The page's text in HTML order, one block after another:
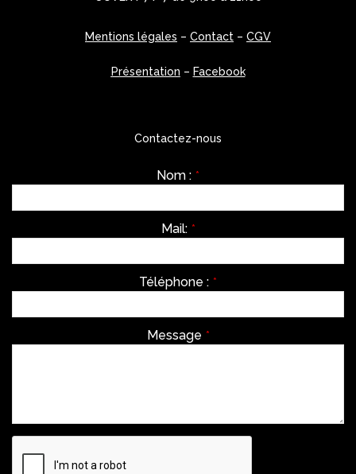
Mentions légales – Contact – CGV
Présentation – Facebook
Contactez-nous
Nom : *
Mail: *
Téléphone : *
Message *